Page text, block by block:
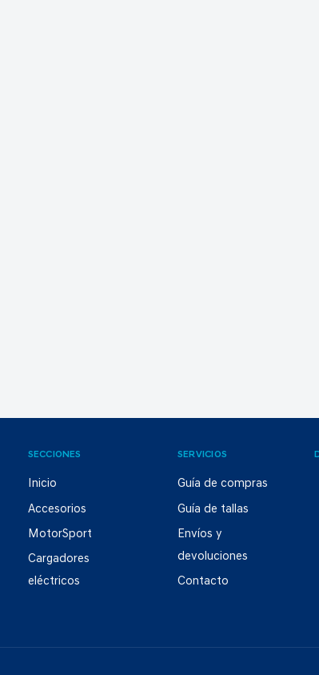
SECCIONES
Inicio
Accesorios
MotorSport
Cargadores
eléctricos
SERVICIOS
Guía de compras
Guía de tallas
Envíos y
devoluciones
Contacto